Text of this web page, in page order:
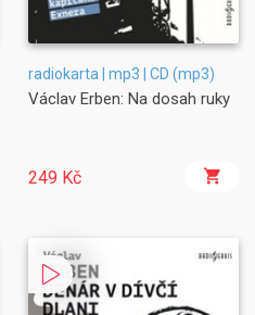
radiokarta | mp3 | CD (mp3)
Václav Erben: Na dosah ruky
249 Kč